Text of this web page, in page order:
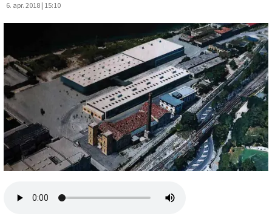
Še
V Kioskih
Uredništvo
Oglasi
Založnik
6. apr. 2018 | 15:10